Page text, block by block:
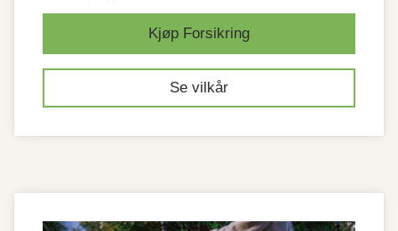
Kjøp Forsikring
Se vilkår